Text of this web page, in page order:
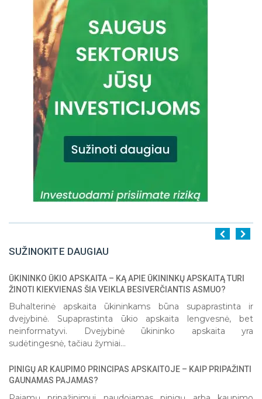
SUŽINOKITE DAUGIAU
1 2 3 4 5
ŪKININKO ŪKIO APSKAITA – KĄ APIE ŪKININKŲ APSKAITĄ TURI
ŽINOTI KIEKVIENAS ŠIA VEIKLA BESIVERČIANTIS ASMUO?
Buhalterinė apskaita ūkininkams būna supaprastinta ir
dvejybinė. Supaprastinta ūkio apskaita lengvesnė, bet
neinformatyvi. Dvejybinė ūkininko apskaita yra
sudėtingesnė, tačiau žymiai...
PINIGŲ AR KAUPIMO PRINCIPAS APSKAITOJE – KAIP PRIPAŽINTI
GAUNAMAS PAJAMAS?